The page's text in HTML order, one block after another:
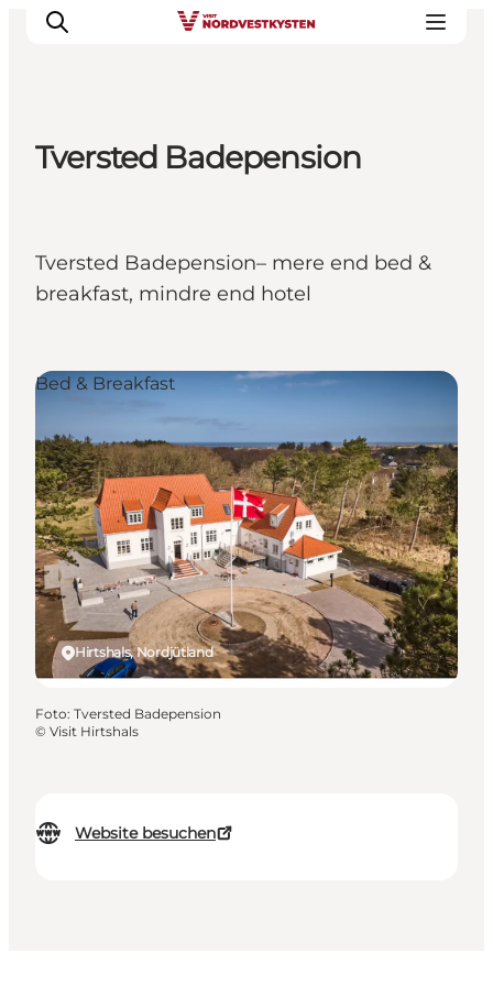
Events
Unterkunft
Mach deine Urlaubsplanung
Tversted Badepension
Tversted Badepension– mere end bed &
breakfast, mindre end hotel
Website besuchen
Hirtshals, Nordjütland
Bed & Breakfast
Foto: Tversted Badepension
© Visit Hirtshals